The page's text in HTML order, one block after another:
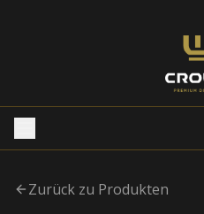
Zurück zu Produkten